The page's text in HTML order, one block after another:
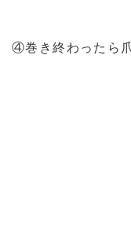
④巻き終わったら